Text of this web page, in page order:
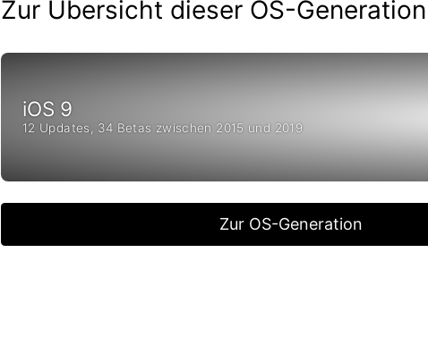
Zur Übersicht dieser OS-Generation
iOS 9
12 Updates, 34 Betas zwischen 2015 und 2019
Zur OS-Generation